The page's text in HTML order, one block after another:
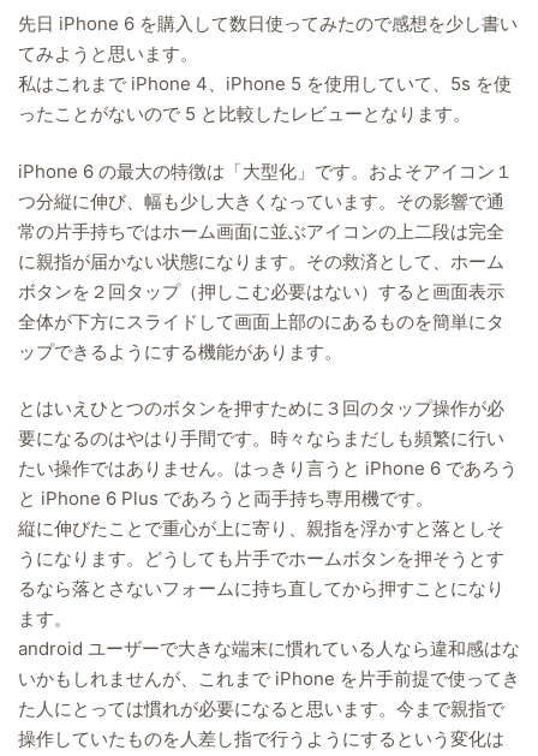
先日 iPhone 6 を購入して数日使ってみたので感想を少し書い
てみようと思います。
私はこれまで iPhone 4、iPhone 5 を使用していて、5s を使
ったことがないので 5 と比較したレビューとなります。
iPhone 6 の最大の特徴は「大型化」です。およそアイコン１
つ分縦に伸び、幅も少し大きくなっています。その影響で通
常の片手持ちではホーム画面に並ぶアイコンの上二段は完全
に親指が届かない状態になります。その救済として、ホーム
ボタンを２回タップ（押しこむ必要はない）すると画面表示
全体が下方にスライドして画面上部のにあるものを簡単にタ
ップできるようにする機能があります。
とはいえひとつのボタンを押すために３回のタップ操作が必
要になるのはやはり手間です。時々ならまだしも頻繁に行い
たい操作ではありません。はっきり言うと iPhone 6 であろう
と iPhone 6 Plus であろうと両手持ち専用機です。
縦に伸びたことで重心が上に寄り、親指を浮かすと落としそ
うになります。どうしても片手でホームボタンを押そうとす
るなら落とさないフォームに持ち直してから押すことになり
ます。
android ユーザーで大きな端末に慣れている人なら違和感はな
いかもしれませんが、これまで iPhone を片手前提で使ってき
た人にとっては慣れが必要になると思います。今まで親指で
操作していたものを人差し指で行うようにするという変化は